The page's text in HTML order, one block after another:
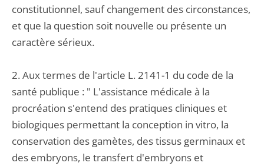
constitutionnel, sauf changement des circonstances,
et que la question soit nouvelle ou présente un
caractère sérieux.
2. Aux termes de l'article L. 2141-1 du code de la
santé publique : " L'assistance médicale à la
procréation s'entend des pratiques cliniques et
biologiques permettant la conception in vitro, la
conservation des gamètes, des tissus germinaux et
des embryons, le transfert d'embryons et